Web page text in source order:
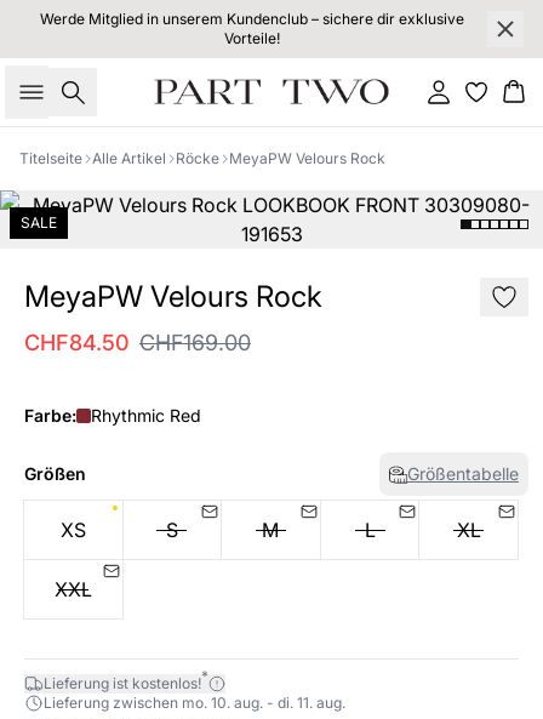
Werde Mitglied in unserem Kundenclub – sichere dir exklusive
Vorteile!
Suche Einloggen
Titelseite Alle Artikel Röcke MeyaPW Velours Rock
SALE
MeyaPW Velours Rock
CHF84.50 CHF169.00
Farbe: Rhythmic Red
Größen Größentabelle
XS S M L XL
XXL
Lieferung ist kostenlos!*
Lieferung zwischen mo. 10. aug. - di. 11. aug.